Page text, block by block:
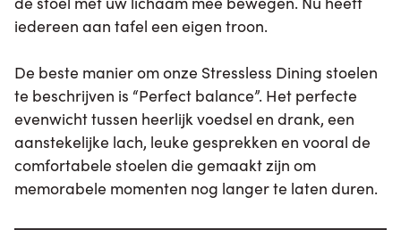
iedereen aan tafel een eigen troon.
De beste manier om onze Stressless Dining stoelen
te beschrijven is “Perfect balance”. Het perfecte
evenwicht tussen heerlijk voedsel en drank, een
aanstekelijke lach, leuke gesprekken en vooral de
comfortabele stoelen die gemaakt zijn om
memorabele momenten nog langer te laten duren.